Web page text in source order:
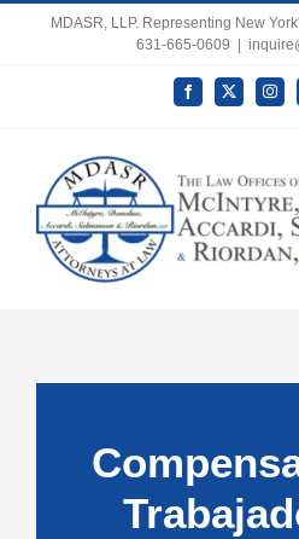
MDASR, LLP. Representing New
631-665-0609
Facebook
X